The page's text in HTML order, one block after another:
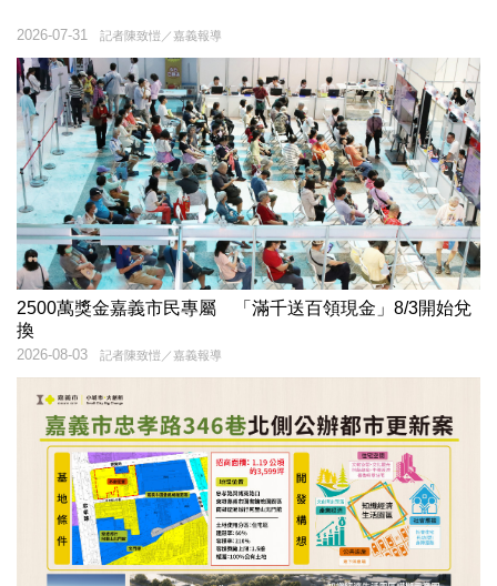
記者陳致愷／嘉義報導
2026-07-31
2500萬獎金嘉義市民專屬 「滿千送百領現金」8/3開始兌
換
記者陳致愷／嘉義報導
2026-08-03